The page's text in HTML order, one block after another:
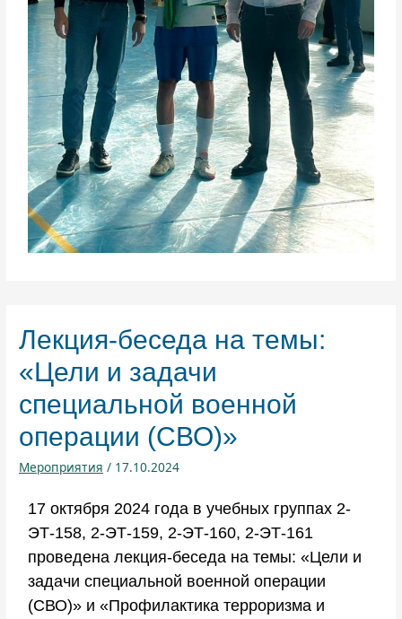
Лекция-беседа на темы:
«Цели и задачи
специальной военной
операции (СВО)»
Мероприятия / 17.10.2024
17 октября 2024 года в учебных группах 2-
ЭТ-158, 2-ЭТ-159, 2-ЭТ-160, 2-ЭТ-161
проведена лекция-беседа на темы: «Цели и
задачи специальной военной операции
(СВО)» и «Профилактика терроризма и